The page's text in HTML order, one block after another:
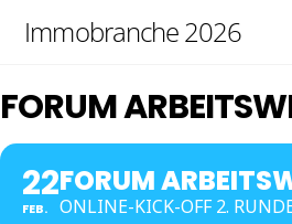
Immobranche 2026
FORUM
22
FEB.
FORUM
ONLINE-KICK-OFF 2.